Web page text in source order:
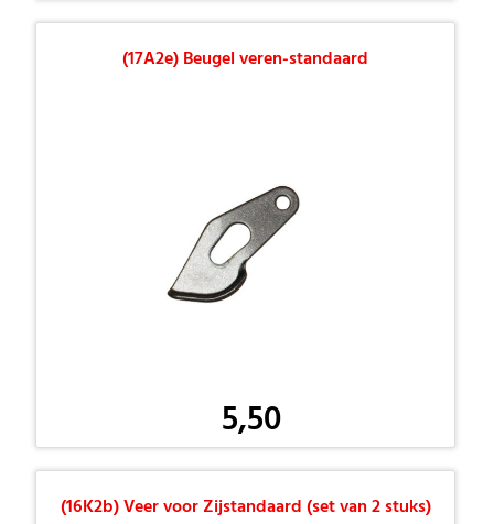
(17A2e) Beugel veren-standaard
5,50
(16K2b) Veer voor Zijstandaard (set van 2 stuks)